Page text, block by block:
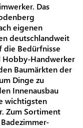
Das
eigenen
deutschlandweit
die Bedürfnisse
Hobby-Handwerker
Baumärkten der
Dinge zu
Innenausbau
wichtigsten
Zum Sortiment